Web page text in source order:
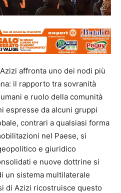
affronta uno dei nodi più
il rapporto tra sovranità
e ruolo della comunità
espresse da alcuni gruppi
contrari a qualsiasi forma
nel Paese, si
e giuridico
e nuove dottrine si
un sistema multilaterale
di Azizi ricostruisce questo